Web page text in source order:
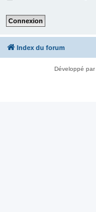
Index du forum
Développé par